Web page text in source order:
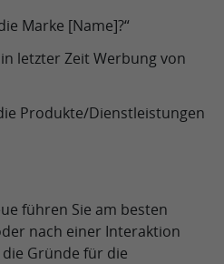
Marke [Name]?“
letzter Zeit Werbung von
Produkte/Dienstleistungen
führen Sie am besten
nach einer Interaktion
Gründe für die